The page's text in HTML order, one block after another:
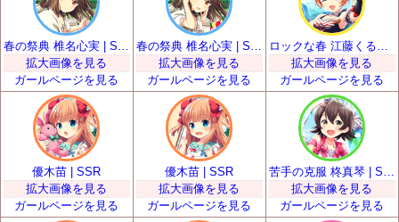
拡大画像を見る
ガールページを見る
拡大画像を見る
ガールページを見る
拡大画像を見る
ガールページを見る
優木苗 | SSR
拡大画像を見る
ガールページを見る
優木苗 | SSR
拡大画像を見る
ガールページを見る
拡大画像を見る
ガールページを見る